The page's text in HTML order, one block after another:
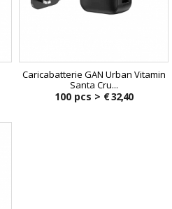
Caricabatterie GAN Urban Vitamin
Santa Cru...
100 pcs > € 32,40